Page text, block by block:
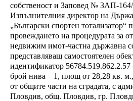
собственост и Заповед № ЗАП-164/
Изпълнителния директор на
„Български спортен тотализатор“
провеждането на процедурата за
недвижим имот-частна държавна
представляващ самостоятелен
идентификатор 56784.519.862.2.57
брой нива – 1, площ от 28,28 кв.
от общите части на сградата, с
Пловдив, общ. Пловдив, гр.